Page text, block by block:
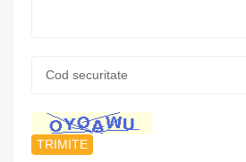
securitate: